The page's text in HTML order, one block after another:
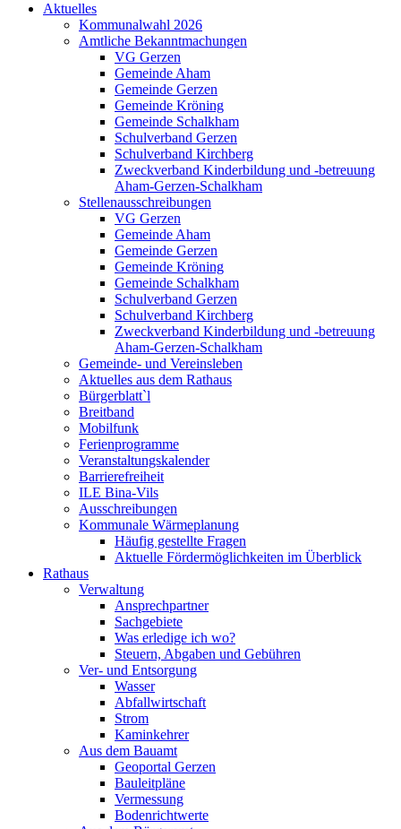
Aktuelles
Kommunalwahl 2026
Amtliche Bekanntmachungen
VG Gerzen
Gemeinde Aham
Gemeinde Gerzen
Gemeinde Kröning
Gemeinde Schalkham
Schulverband Gerzen
Schulverband Kirchberg
Zweckverband Kinderbildung und -betreuung
Aham-Gerzen-Schalkham
Stellenausschreibungen
VG Gerzen
Gemeinde Aham
Gemeinde Gerzen
Gemeinde Kröning
Gemeinde Schalkham
Schulverband Gerzen
Schulverband Kirchberg
Zweckverband Kinderbildung und -betreuung
Aham-Gerzen-Schalkham
Gemeinde- und Vereinsleben
Aktuelles aus dem Rathaus
Bürgerblatt`l
Breitband
Mobilfunk
Ferienprogramme
Veranstaltungskalender
Barrierefreiheit
ILE Bina-Vils
Ausschreibungen
Kommunale Wärmeplanung
Häufig gestellte Fragen
Aktuelle Fördermöglichkeiten im Überblick
Rathaus
Verwaltung
Ansprechpartner
Sachgebiete
Was erledige ich wo?
Steuern, Abgaben und Gebühren
Ver- und Entsorgung
Wasser
Abfallwirtschaft
Strom
Kaminkehrer
Aus dem Bauamt
Geoportal Gerzen
Bauleitpläne
Vermessung
Bodenrichtwerte